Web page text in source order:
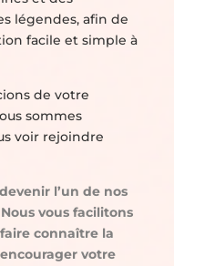
légendes, afin de
facile et simple à
de votre
sommes
voir rejoindre
l’un de nos
vous facilitons
connaître la
votre